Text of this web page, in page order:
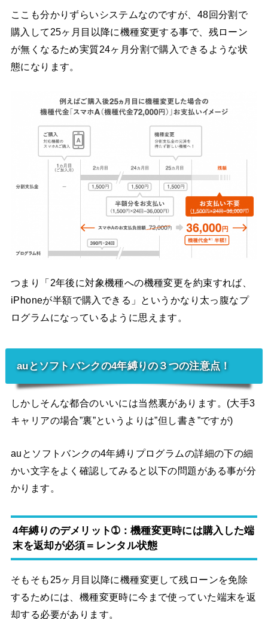
ここも分かりずらいシステムなのですが、48回分割で
購入して25ヶ月目以降に機種変更する事で、残ローン
が無くなるため実質24ヶ月分割で購入できるような状
態になります。
つまり「2年後に対象機種への機種変更を約束すれば、
iPhoneが半額で購入できる」というかなり太っ腹なプ
ログラムになっているように思えます。
auとソフトバンクの4年縛りの３つの注意点！
しかしそんな都合のいいには当然裏があります。(大手3
キャリアの場合”裏”というよりは”但し書き”ですが)
auとソフトバンクの4年縛りプログラムの詳細の下の細
かい文字をよく確認してみると以下の問題がある事が分
かります。
4年縛りのデメリット➀：機種変更時には購入した端
末を返却が必須＝レンタル状態
そもそも25ヶ月目以降に機種変更して残ローンを免除
するためには、機種変更時に今まで使っていた端末を返
却する必要があります。